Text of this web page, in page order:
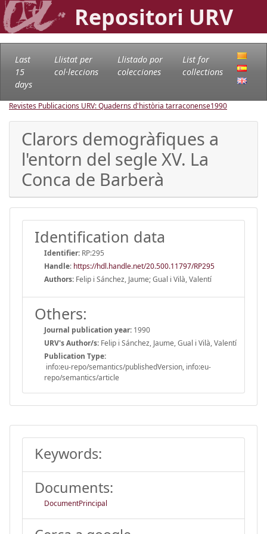
Repositori URV
Last
15
days
Llistat per
col·leccions
Llistado por
colecciones
List for
collections
Revistes Publicacions URV: Quaderns d'història tarraconense1990
Clarors demogràfiques a
l'entorn del segle XV. La
Conca de Barberà
Identification data
Identifier: RP:295
Handle: https://hdl.handle.net/20.500.11797/RP295
Authors: Felip i Sánchez, Jaume; Gual i Vilà, Valentí
Others:
Journal publication year: 1990
URV's Author/s: Felip i Sánchez, Jaume, Gual i Vilà, Valentí
Publication Type:
info:eu-repo/semantics/publishedVersion, info:eu-
repo/semantics/article
Keywords:
Documents:
DocumentPrincipal